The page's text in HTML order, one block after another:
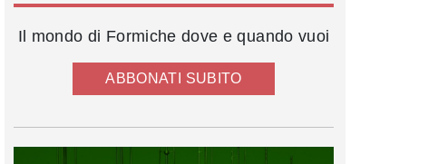
Il mondo di Formiche dove e quando vuoi
ABBONATI SUBITO